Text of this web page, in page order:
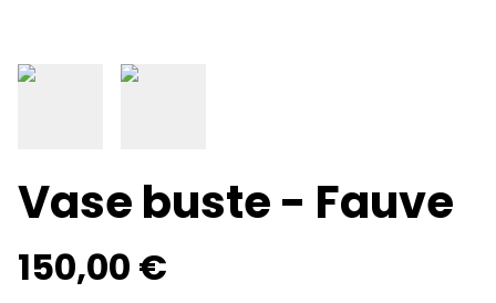
Vase buste - Fauve
150,00 €